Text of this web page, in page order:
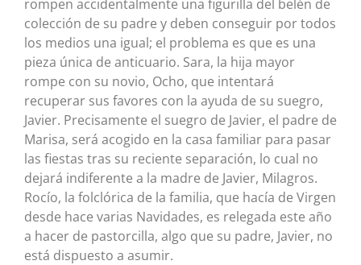
rompen accidentalmente una figurilla del belén de
colección de su padre y deben conseguir por todos
los medios una igual; el problema es que es una
pieza única de anticuario. Sara, la hija mayor
rompe con su novio, Ocho, que intentará
recuperar sus favores con la ayuda de su suegro,
Javier. Precisamente el suegro de Javier, el padre de
Marisa, será acogido en la casa familiar para pasar
las fiestas tras su reciente separación, lo cual no
dejará indiferente a la madre de Javier, Milagros.
Rocío, la folclórica de la familia, que hacía de Virgen
desde hace varias Navidades, es relegada este año
a hacer de pastorcilla, algo que su padre, Javier, no
está dispuesto a asumir.